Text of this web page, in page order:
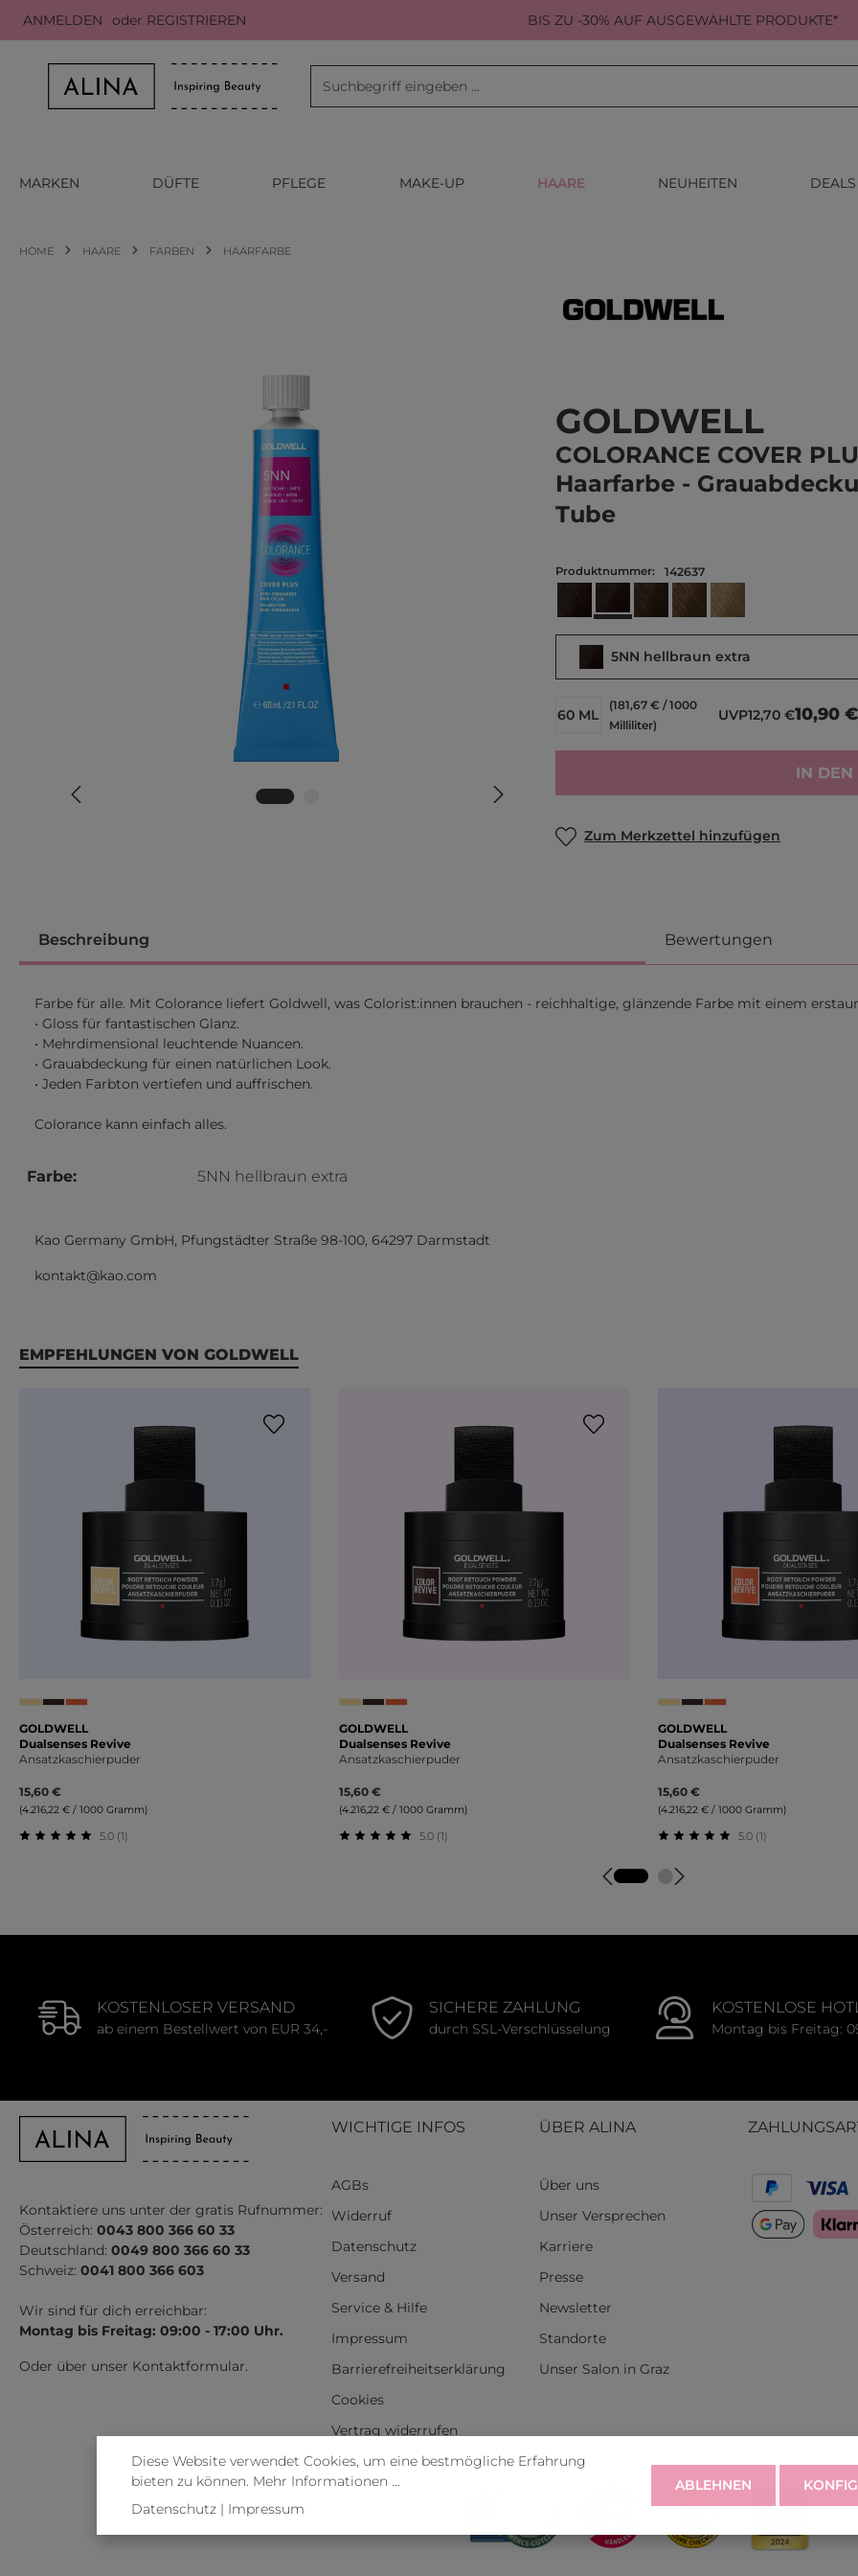
Hauptinhalt springen
Zur Suche springen
Zur Hauptnavigation springen
ANMELDEN oder REGISTRIEREN BIS ZU -30% AUF AUSGEWÄHLTE PRODUKTE*
MARKEN DÜFTE PFLEGE MAKE-UP HAARE NEUHEITEN DEALS
HOME HAARE FARBEN HAARFARBE
GOLDWELL
COLORANCE COVER
Haarfarbe -
Tube
Produktnummer: 142637
4NN mittelbraun extra
5NN hellbraun extra
6NN dunkelblond extra
7NN mittelblond extra
5NN hellbraun extra
60 ML
(181,67 € / 1000
Milliliter)
UVP12,70 €10,90 €
IN DEN
Zum Merkzettel hinzufügen
Beschreibung Bewertungen
Farbe für alle. Mit Colorance liefert Goldwell, was Colorist:innen brauchen - reichhaltige, glänzende Farbe mit einem
• Gloss für fantastischen Glanz.
• Mehrdimensional leuchtende Nuancen.
• Grauabdeckung für einen natürlichen Look.
• Jeden Farbton vertiefen und auffrischen.
Colorance kann einfach alles.
Farbe: 5NN hellbraun extra
Kao Germany GmbH, Pfungstädter Straße 98-100, 64297 Darmstadt
kontakt@kao.com
Produktgalerie überspringen
EMPFEHLUNGEN VON GOLDWELL
GOLDWELL
Dualsenses Revive
Ansatzkaschierpuder
15,60 €
(4.216,22 € / 1000 Gramm)
5.0 (1)
GOLDWELL
Dualsenses Revive
Ansatzkaschierpuder
15,60 €
(4.216,22 € / 1000 Gramm)
Durchschnittliche Bewertung von 5 von 5 Sternen
5.0 (1)
GOLDWELL
Dualsenses Revive
Ansatzkaschierpuder
15,60 €
(4.216,22 € / 1000 Gramm)
Durchschnittliche
5.0 (1)
KOSTENLOSER VERSAND
ab einem Bestellwert von EUR 34,-
SICHERE ZAHLUNG
durch SSL-Verschlüsselung
KOSTENLOSE
Montag bis Freitag:
Kontaktiere uns unter der gratis Rufnummer:
Österreich: 0043 800 366 60 33
Deutschland: 0049 800 366 60 33
Schweiz: 0041 800 366 603
Wir sind für dich erreichbar:
Montag bis Freitag: 09:00 - 17:00 Uhr.
Oder über unser Kontaktformular.
WICHTIGE INFOS
AGBs
Widerruf
Datenschutz
Versand
Service & Hilfe
Impressum
Barrierefreiheitserklärung
Cookies
Vertrag widerrufen
ÜBER ALINA
Über uns
Unser Versprechen
Karriere
Presse
Newsletter
Standorte
Unser Salon in Graz
Diese Website verwendet Cookies, um eine bestmögliche Erfahrung
bieten zu können. Mehr Informationen ...
Datenschutz| Impressum
ABLEHNEN